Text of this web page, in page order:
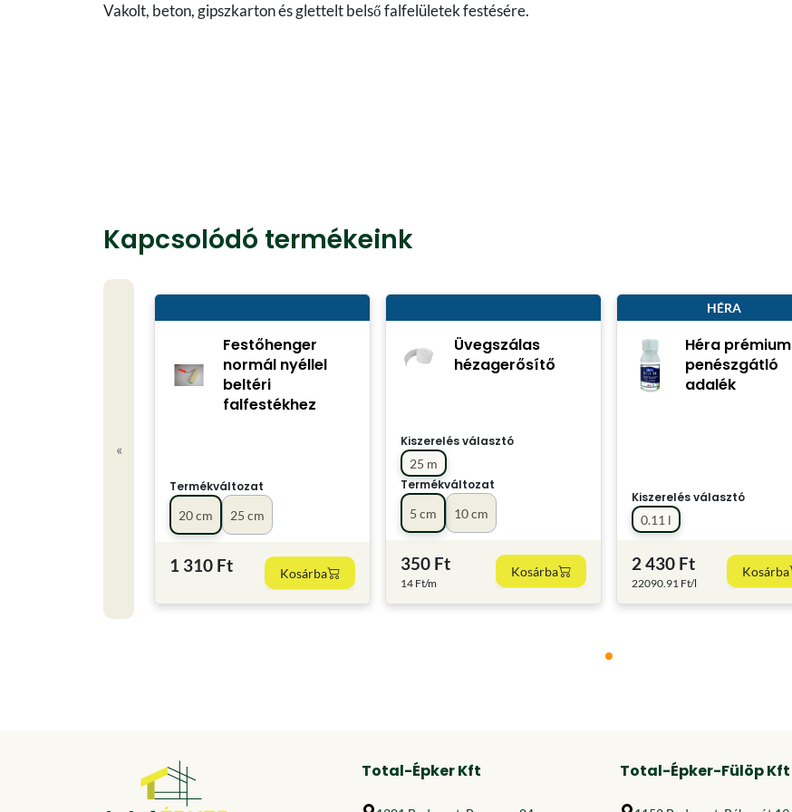
Vakolt, beton, gipszkarton és glettelt belső falfelületek festésére.
Kapcsolódó termékeink
«
Festőhenger
normál nyéllel
beltéri
falfestékhez
Termékváltozat
20 cm
25 cm
1 310 Ft Kosárba
Üvegszálas
hézagerősítő
Kiszerelés választó
25 m
Termékváltozat
10 cm
5 cm
350 Ft
14 Ft/m
Kosárba
HÉRA
Héra prémium
penészgátló
adalék
Kiszerelés választó
0.11 l
2 430 Ft
22090.91 Ft/l
Kosárba
Total-Épker Kft Total-Épker-Fülöp Kft